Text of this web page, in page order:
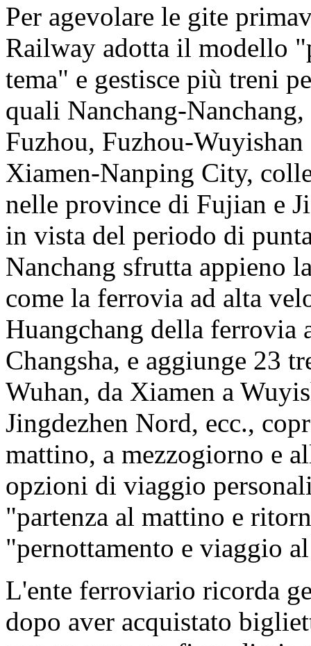
Per agevolare le gite
Railway adotta il modello
tema" e gestisce più treni
quali Nanchang-
Fuzhou, Fuzhou-
Xiamen-Nanping City,
nelle province di Fujian e
in vista del periodo di
Nanchang sfrutta appieno
come la ferrovia ad alta
Huangchang della ferrovia
Changsha, e aggiunge 23
Wuhan, da Xiamen a
Jingdezhen Nord, ecc.,
mattino, a mezzogiorno e
opzioni di viaggio
"partenza al mattino e
"pernottamento e viaggio
L'ente ferroviario ricorda
dopo aver acquistato